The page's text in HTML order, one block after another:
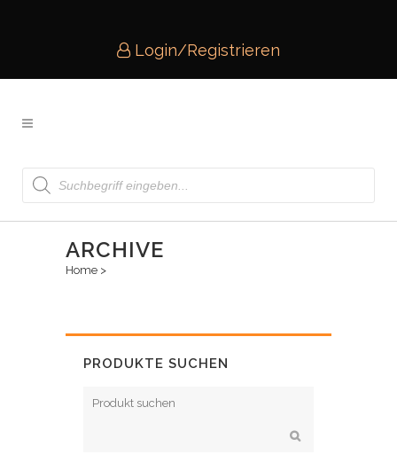
Login/Registrieren
Products
search
ARCHIVE
Home >
PRODUKTE SUCHEN